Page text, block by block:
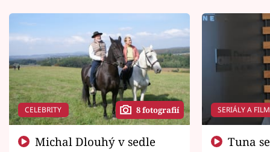
CELEBRITY 8 fotografií SERIÁLY A